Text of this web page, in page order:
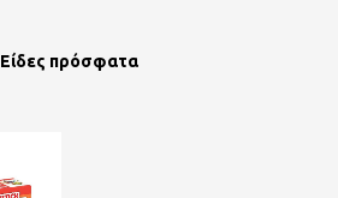
Είδες πρόσφατα